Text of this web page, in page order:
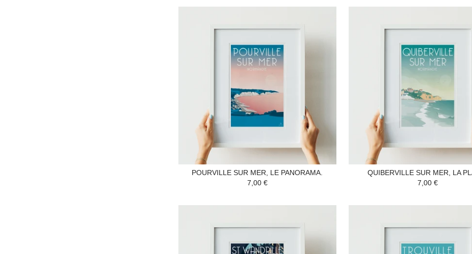
POURVILLE SUR MER, LE PANORAMA.
7,00 €
QUIBERVILLE SUR MER, LA
7,00 €